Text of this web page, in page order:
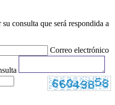
consulta que será respondida a
Correo electrónico